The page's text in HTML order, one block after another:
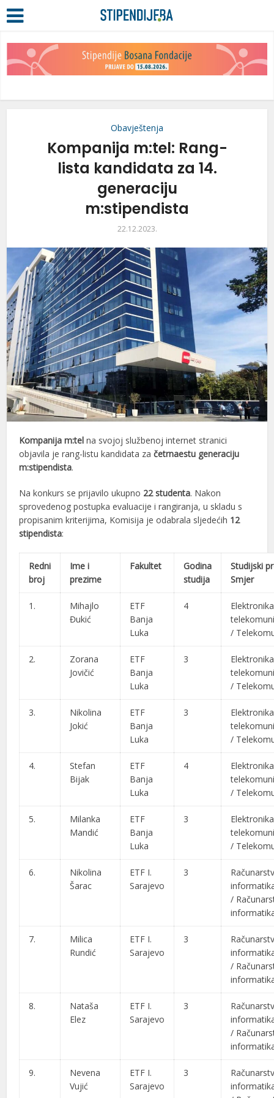
Obavještenja
Kompanija m:tel: Rang-
lista kandidata za 14.
generaciju
m:stipendista
22.12.2023.
Kompanija m:tel na svojoj službenoj internet stranici
objavila je rang-listu kandidata začetrnaestu generaciju
m:stipendista.
Na konkurs se prijavilo ukupno 22 studenta. Nakon
sprovedenog postupka evaluacije i rangiranja, u skladu s
propisanim kriterijima, Komisija je odabrala sljedećih 12
stipendista:
Redni
broj
Ime i
prezime
Fakultet
Godina
studija
Studijski
Smjer
1.
Mihajlo
Đukić
ETF
Banja
Luka
4
/
2.
Zorana
Jovičić
ETF
Banja
Luka
3
/
3.
Nikolina
Jokić
ETF
Banja
Luka
3
/
4.
Stefan
Bijak
ETF
Banja
Luka
4
/
5.
Milanka
Mandić
ETF
Banja
Luka
3
/
6.
Nikolina
Šarac
ETF I.
Sarajevo
3
/
7.
Milica
Rundić
ETF I.
Sarajevo
3
/
8.
Nataša
Elez
ETF I.
Sarajevo
3
/
9.
Nevena
Vujić
ETF I.
Sarajevo
3